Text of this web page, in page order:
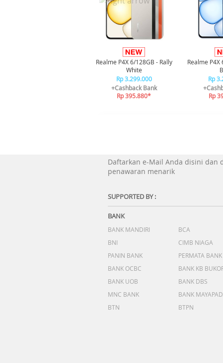
Realme P4X 6/128GB - Rally
White
Rp 3.299.000
+Cashback Bank
Rp 395.880*
Realme P4X
Rp
Rp
Daftarkan e-Mail Anda disini dan
penawaran menarik
SUPPORTED BY :
BANK
BANK MANDIRI BCA
BNI
CIMB NIAGA
PANIN BANK
PERMATA BANK
BANK OCBC
BANK KB
BANK UOB
BANK DBS
MNC BANK
BANK
BTN
BTPN